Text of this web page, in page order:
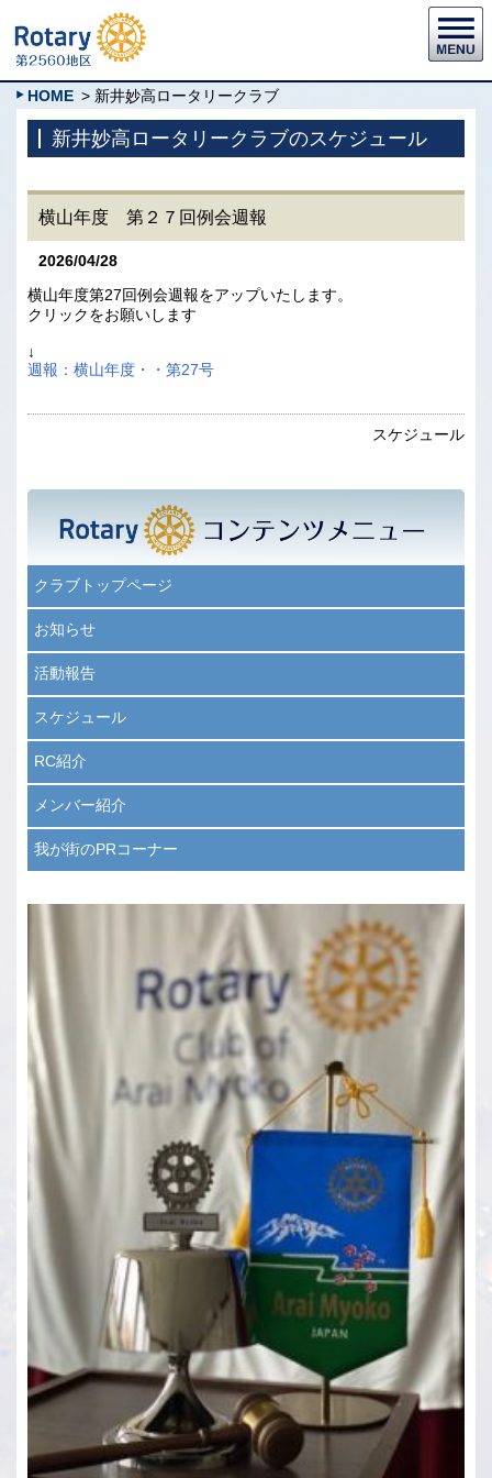
HOME > 新井妙高ロータリークラブ
クラブトップページ
お知らせ
活動報告
スケジュール
RC紹介
メンバー紹介
我が街のPRコーナー
新井妙高ロータリークラブのスケジュール
横山年度 第２７回例会週報
2026/04/28
横山年度第27回例会週報をアップいたします。
クリックをお願いします
↓
週報：横山年度・・第27号
スケジュール